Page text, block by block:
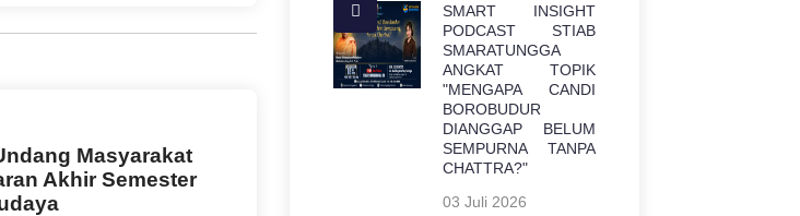
Masyarakat
Akhir Semester
SMART INSIGHT
PODCAST STIAB
SMARATUNGGA
ANGKAT TOPIK
"MENGAPA CANDI
BOROBUDUR
DIANGGAP BELUM
SEMPURNA TANPA
CHATTRA?"
03 Juli 2026